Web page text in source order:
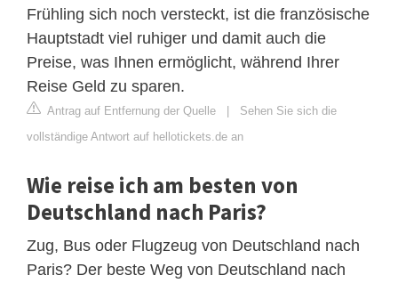
Frühling sich noch versteckt, ist die französische
Hauptstadt viel ruhiger und damit auch die
Preise, was Ihnen ermöglicht, während Ihrer
Reise Geld zu sparen.
Antrag auf Entfernung der Quelle | Sehen Sie sich die
vollständige Antwort auf hellotickets.de an
Wie reise ich am besten von
Deutschland nach Paris?
Zug, Bus oder Flugzeug von Deutschland nach
Paris? Der beste Weg von Deutschland nach